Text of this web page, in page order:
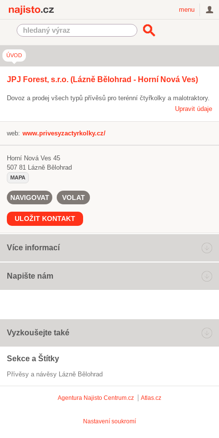
menu
ÚVOD
JPJ Forest, s.r.o. (Lázně Bělohrad - Horní Nová Ves)
Dovoz a prodej všech typů přívěsů pro terénní čtyřkolky a malotraktory.
Upravit údaje
web: www.privesyzactyrkolky.cz/
Horní Nová Ves 45
507 81 Lázně Bělohrad
MAPA
NAVIGOVAT VOLAT
ULOŽIT KONTAKT
Více informací
Napište nám
Vyzkoušejte také
Sekce a Štítky
Přívěsy a návěsy Lázně Bělohrad
Agentura Najisto Centrum.cz Atlas.cz
Nastavení soukromí